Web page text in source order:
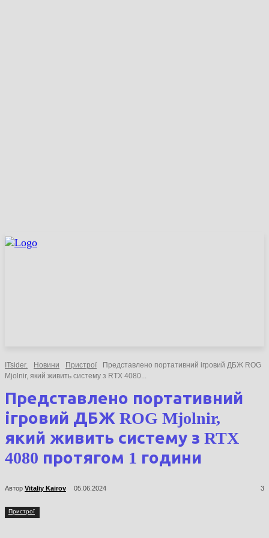
ITsider. Новини Пристрої
Представлено портативний ігровий ДБЖ
ROG Mjolnir, який живить систему з RTX 4080...
Представлено портативний
ігровий ДБЖ ROG Mjolnir,
який живить систему з RTX
4080 протягом 1 години
Автор Vitaliy Kairov 05.06.2024 3
Пристрої